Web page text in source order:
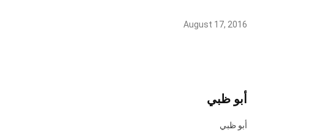
August 17, 2016
أبو ظبي
أبو ظبي